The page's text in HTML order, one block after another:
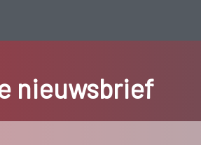
nieuwsbrief